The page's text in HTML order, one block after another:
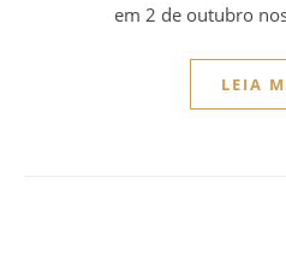
em 2 de outubro
LEIA